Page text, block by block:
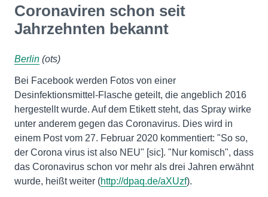
Coronaviren schon seit
Jahrzehnten bekannt
Berlin (ots)
Bei Facebook werden Fotos von einer
Desinfektionsmittel-Flasche geteilt, die angeblich 2016
hergestellt wurde. Auf dem Etikett steht, das Spray wirke
unter anderem gegen das Coronavirus. Dies wird in
einem Post vom 27. Februar 2020 kommentiert: "So so,
der Corona virus ist also NEU" [sic]. "Nur komisch", dass
das Coronavirus schon vor mehr als drei Jahren erwähnt
wurde, heißt weiter (http://dpaq.de/aXUzf).